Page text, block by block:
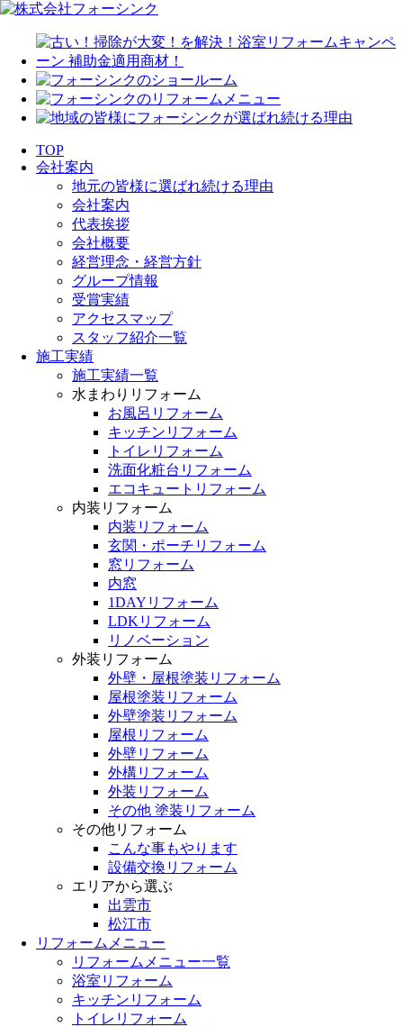
TOP
会社案内
地元の皆様に選ばれ続ける理由
会社案内
代表挨拶
会社概要
経営理念・経営方針
グループ情報
受賞実績
アクセスマップ
スタッフ紹介一覧
施工実績
施工実績一覧
水まわりリフォーム
お風呂リフォーム
キッチンリフォーム
トイレリフォーム
洗面化粧台リフォーム
エコキュートリフォーム
内装リフォーム
内装リフォーム
玄関・ポーチリフォーム
窓リフォーム
内窓
1DAYリフォーム
LDKリフォーム
リノベーション
外装リフォーム
外壁・屋根塗装リフォーム
屋根塗装リフォーム
外壁塗装リフォーム
屋根リフォーム
外壁リフォーム
外構リフォーム
外装リフォーム
その他 塗装リフォーム
その他リフォーム
こんな事もやります
設備交換リフォーム
エリアから選ぶ
出雲市
松江市
リフォームメニュー
リフォームメニュー一覧
浴室リフォーム
キッチンリフォーム
トイレリフォーム